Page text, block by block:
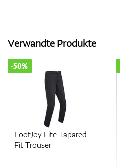
Verwandte Produkte
FootJoy Lite Tapared
Fit Trouser
-50%